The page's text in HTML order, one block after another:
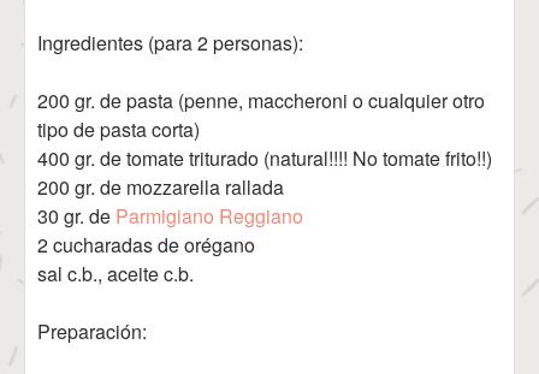
Ingredientes (para 2 personas):
200 gr. de pasta (penne, maccheroni o cualquier otro
tipo de pasta corta)
400 gr. de tomate triturado (natural!!!! No tomate frito!!)
200 gr. de mozzarella rallada
30 gr. de Parmigiano Reggiano
2 cucharadas de orégano
sal c.b., aceite c.b.
Preparación: